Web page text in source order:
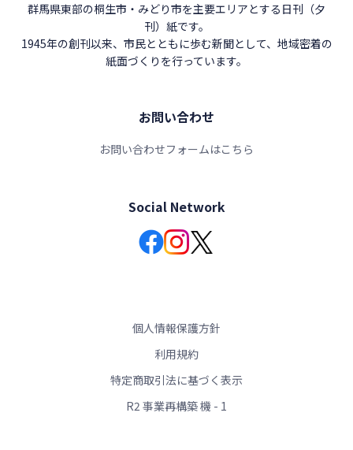
群馬県東部の桐生市・みどり市を主要エリアとする日刊（夕
刊）紙です。
1945年の創刊以来、市民とともに歩む新聞として、地域密着の
紙面づくりを行っています。
お問い合わせ
お問い合わせフォームはこちら
Social Network
個人情報保護方針
利用規約
特定商取引法に基づく表示
R2 事業再構築 機 - 1